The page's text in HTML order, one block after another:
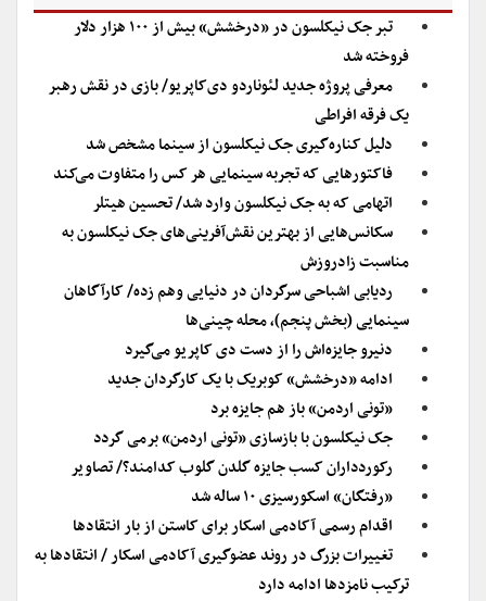
تبر جک نیکلسون در «درخشش» بیش از ۱۰۰ هزار دلار
فروخته شد
معرفی پروژه جدید لئوناردو دی‌کاپریو/ بازی در نقش رهبر
یک فرقه افراطی
دلیل کناره‌گیری جک نیکلسون از سینما مشخص شد
فاکتورهایی که تجربه سینمایی هر کس را متفاوت می‌کند
اتهامی که به جک نیکلسون وارد شد/ تحسین هیتلر
سکانس‌هایی از بهترین نقش‌آفرینی‌های جک نیکلسون به
مناسبت زادروزش
ردیابی اشباحی سرگردان در دنیایی وهم زده/ کارآگاهان
سینمایی (بخش پنجم)، محله چینی‌ها
دنیرو جایزه‌اش را از دست دی کاپریو می‌گیرد
ادامه «درخشش» کوبریک با یک کارگردان جدید
«تونی اردمن» باز هم جایزه برد
جک نیکلسون با بازسازی «تونی اردمن» برمی گردد
رکوردداران کسب جایزه گلدن گلوب کدامند؟/ تصاویر
«رفتگان» اسکورسیزی ۱۰ ساله شد
اقدام رسمی آکادمی اسکار برای کاستن از بار انتقادها
تغییرات بزرگ در روند عضوگیری آکادمی اسکار / انتقادها به
ترکیب نامزدها ادامه دارد